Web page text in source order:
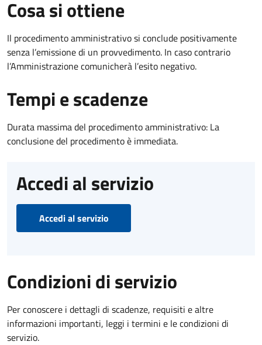
Cosa si ottiene
Il procedimento amministrativo si conclude positivamente
senza l’emissione di un provvedimento. In caso contrario
l’Amministrazione comunicherà l’esito negativo.
Tempi e scadenze
Durata massima del procedimento amministrativo: La
conclusione del procedimento è immediata.
Accedi al servizio
Accedi al servizio
Condizioni di servizio
Per conoscere i dettagli di scadenze, requisiti e altre
informazioni importanti, leggi i termini e le condizioni di
servizio.